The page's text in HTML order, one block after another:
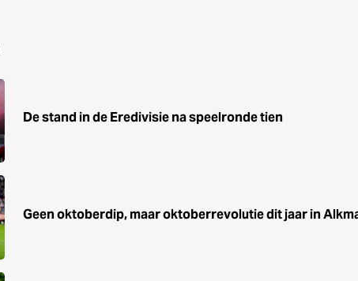
De stand in de Eredivisie na speelronde tien
Geen oktoberdip, maar oktoberrevolutie dit jaar in